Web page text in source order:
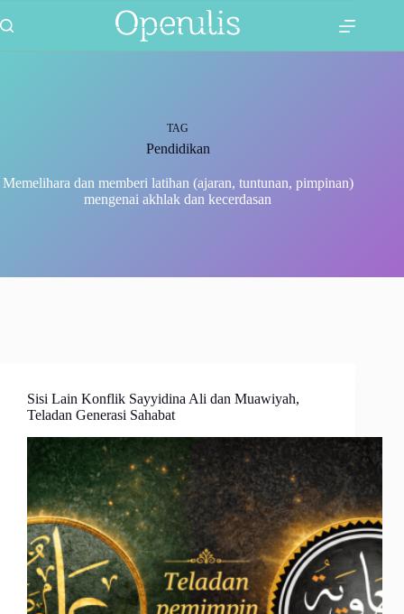
to
TAG
Pendidikan
Memelihara dan memberi latihan (ajaran, tuntunan, pimpinan)
mengenai akhlak dan kecerdasan
Sisi Lain Konflik Sayyidina Ali dan Muawiyah,
Teladan Generasi Sahabat
1 Comment
2 Comments